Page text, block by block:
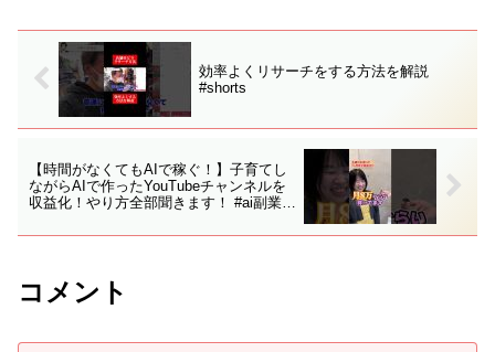
効率よくリサーチをする方法を解説
#shorts
【時間がなくてもAIで稼ぐ！】子育てし
ながらAIで作ったYouTubeチャンネルを
収益化！やり方全部聞きます！ #ai副業 #
法 #shorts
コメント